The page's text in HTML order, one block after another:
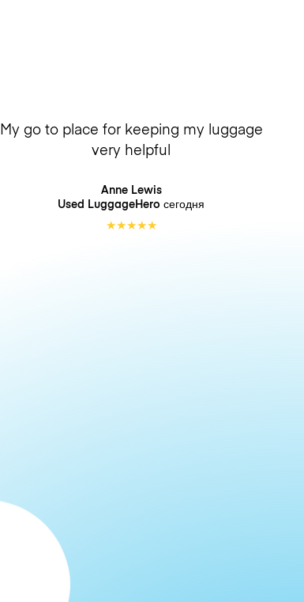
My go to place for keeping my luggage
very helpful
Anne Lewis
Used LuggageHero сегодня
★★★★★